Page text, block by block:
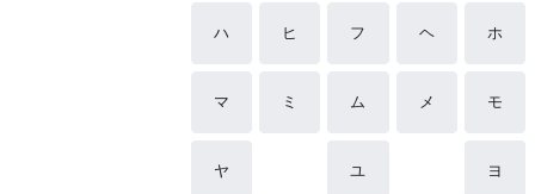
ハ ヒ フ ヘ ホ
マ ミ ム メ モ
ヤ ユ ヨ